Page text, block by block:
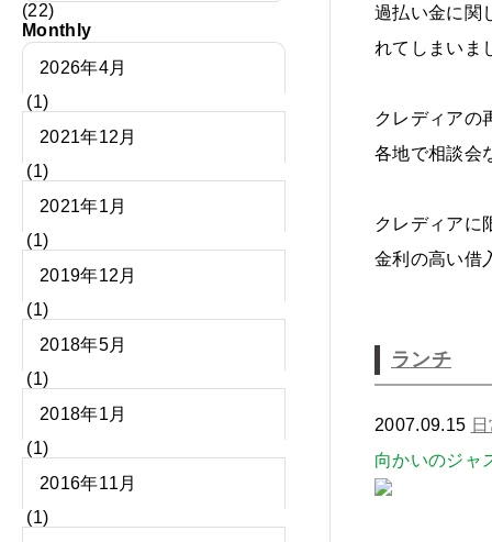
(22)
Monthly
2026年4月
(1)
2021年12月
(1)
2021年1月
(1)
2019年12月
(1)
2018年5月
(1)
2018年1月
(1)
2016年11月
(1)
過払い金に関
れてしまいま
クレディアの
各地で相談会
クレディアに
金利の高い借
ランチ
2007.09.15
向かいのジャ